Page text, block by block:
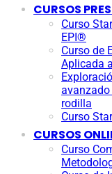
CURSOS
Curso
EPI®
Curso de
Aplicada
rodilla
Curso
CURSOS
Curso